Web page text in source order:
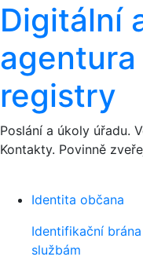
Digitální
registry
Poslání a úkoly úřadu.
Kontakty. Povinně
Identita občana
Identifikační
službám